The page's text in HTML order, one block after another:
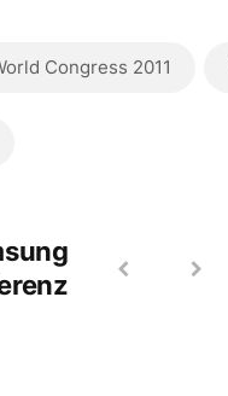
Congress 2011